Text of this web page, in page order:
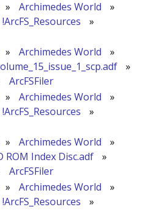
» Archimedes World
»
!ArcFS_Resources
»
» Archimedes World
»
»
ArcFSFiler
» Archimedes World
»
!ArcFS_Resources
»
» Archimedes World
»
ROM Index Disc.adf
»
ArcFSFiler
» Archimedes World
»
!ArcFS_Resources
»